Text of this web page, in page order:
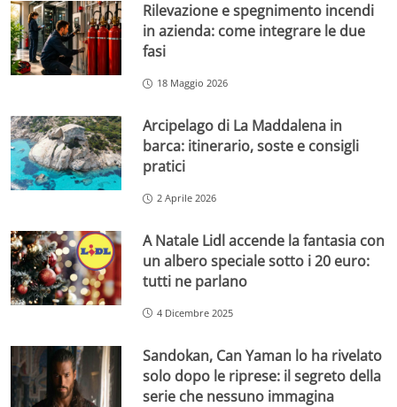
Rilevazione e spegnimento incendi
in azienda: come integrare le due
fasi
18 Maggio 2026
Arcipelago di La Maddalena in
barca: itinerario, soste e consigli
pratici
2 Aprile 2026
A Natale Lidl accende la fantasia con
un albero speciale sotto i 20 euro:
tutti ne parlano
4 Dicembre 2025
Sandokan, Can Yaman lo ha rivelato
solo dopo le riprese: il segreto della
serie che nessuno immagina